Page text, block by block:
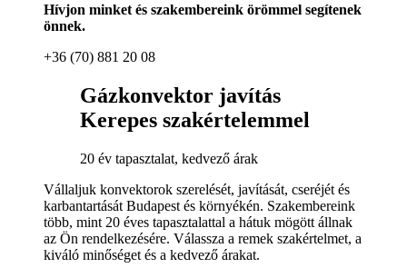
Hívjon minket és szakembereink örömmel segítenek
önnek.
+36 (70) 881 20 08
Gázkonvektor javítás
Kerepes szakértelemmel
20 év tapasztalat, kedvező árak
Vállaljuk konvektorok szerelését, javítását, cseréjét és
karbantartását Budapest és környékén. Szakembereink
több, mint 20 éves tapasztalattal a hátuk mögött állnak
az Ön rendelkezésére. Válassza a remek szakértelmet, a
kiváló minőséget és a kedvező árakat.